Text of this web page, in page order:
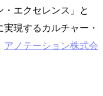
エクセレンス」と
現するカルチャー・
アノテーション株式会